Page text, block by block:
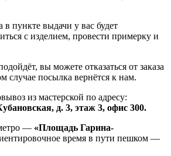
в пункте выдачи у вас будет
с изделием, провести примерку и
вы можете отказаться от заказа
случае посылка вернётся к нам.
из мастерской по адресу:
д. 3, этаж 3, офис 300.
— «Площадь Гарина-
время в пути пешком —